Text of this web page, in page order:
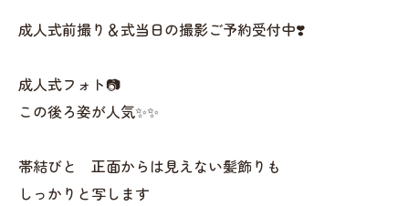
成人式前撮り＆式当日の撮影ご予約受付中❣️
成人式フォト📷
この後ろ姿が人気✨✨
帯結びと 正面からは見えない髪飾りも
しっかりと写します